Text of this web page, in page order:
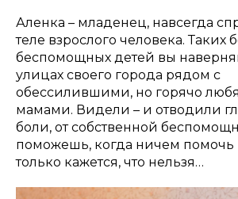
Аленка – младенец, навсегда
теле взрослого человека. Таких
беспомощных детей вы
улицах своего города рядом с
обессилившими, но горячо
мамами. Видели – и отводили
боли, от собственной
поможешь, когда ничем помочь
только кажется, что нельзя…